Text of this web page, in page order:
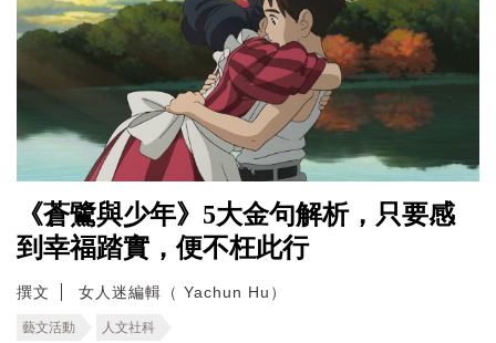
《蒼鷺與少年》5大金句解析，只要感
到幸福踏實，便不枉此行
撰文 女人迷編輯（ Yachun Hu）
藝文活動 人文社科